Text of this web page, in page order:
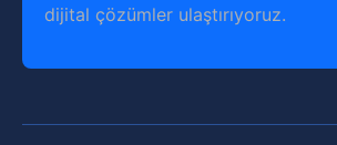
dijital çözümler ulaştırıyoruz.